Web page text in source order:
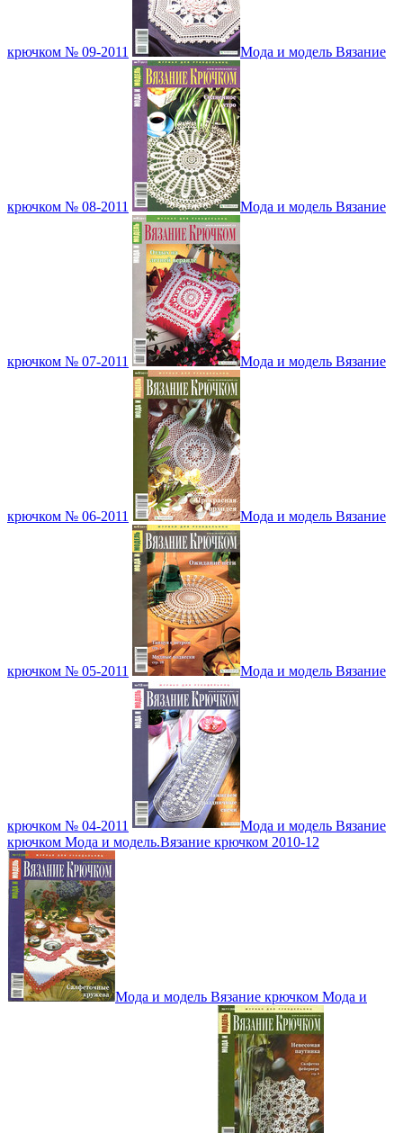
крючком № 09-2011 Мода и модель Вязание
крючком № 08-2011 Мода и модель Вязание
крючком № 07-2011 Мода и модель Вязание
крючком № 06-2011 Мода и модель Вязание
крючком № 05-2011 Мода и модель Вязание
крючком № 04-2011
Мода и модель Вязание
крючком Мода и модель.Вязание крючком 2010-12
Мода и модель Вязание крючком Мода и